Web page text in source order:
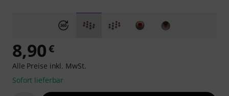
8,90€
Alle Preise inkl. MwSt.
Sofort lieferbar